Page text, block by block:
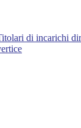
di incarichi